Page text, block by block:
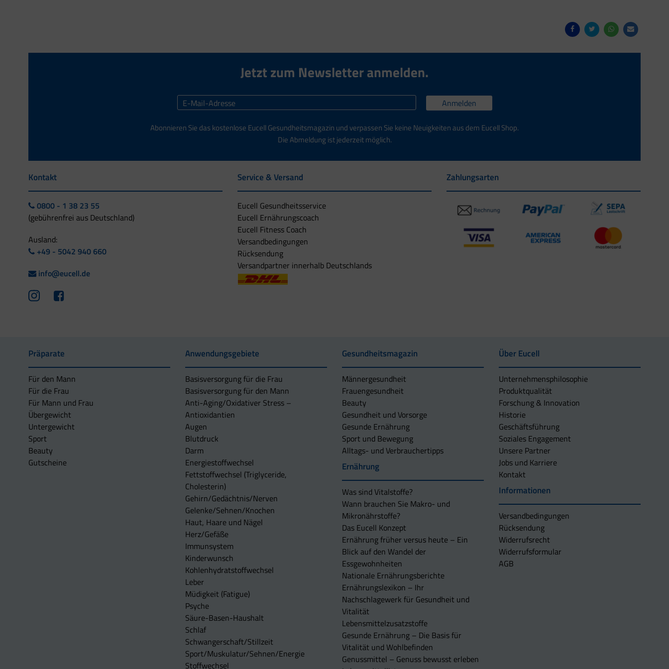
Jetzt zum Newsletter anmelden.
Anmelden
Abonnieren Sie das kostenlose Eucell Gesundheitsmagazin und verpassen Sie keine Neuigkeiten aus dem Eucell Shop.
Die Abmeldung ist jederzeit möglich.
Kontakt
0800 - 1 38 23 55
(gebührenfrei aus Deutschland)
Ausland:
+49 - 5042 940 660
info@eucell.de
Service & Versand
Eucell Gesundheitsservice
Eucell Ernährungscoach
Eucell Fitness Coach
Versandbedingungen
Rücksendung
Versandpartner innerhalb Deutschlands
Zahlungsarten
Präparate
Für den Mann
Für die Frau
Für Mann und Frau
Übergewicht
Untergewicht
Sport
Beauty
Gutscheine
Anwendungsgebiete
Basisversorgung für die Frau
Basisversorgung für den Mann
Anti-Aging/Oxidativer Stress –
Antioxidantien
Augen
Blutdruck
Darm
Energiestoffwechsel
Fettstoffwechsel (Triglyceride,
Cholesterin)
Gehirn/Gedächtnis/Nerven
Gelenke/Sehnen/Knochen
Haut, Haare und Nägel
Herz/Gefäße
Immunsystem
Kinderwunsch
Kohlenhydratstoffwechsel
Leber
Müdigkeit (Fatigue)
Psyche
Säure-Basen-Haushalt
Schlaf
Schwangerschaft/Stillzeit
Sport/Muskulatur/Sehnen/Energie
Stoffwechsel
Gesundheitsmagazin
Männergesundheit
Frauengesundheit
Beauty
Gesundheit und Vorsorge
Gesunde Ernährung
Sport und Bewegung
Alltags- und Verbrauchertipps
Ernährung
Was sind Vitalstoffe?
Wann brauchen Sie Makro- und
Mikronährstoffe?
Das Eucell Konzept
Ernährung früher versus heute – Ein
Blick auf den Wandel der
Essgewohnheiten
Nationale Ernährungsberichte
Ernährungslexikon – Ihr
Nachschlagewerk für Gesundheit und
Vitalität
Lebensmittelzusatzstoffe
Gesunde Ernährung – Die Basis für
Vitalität und Wohlbefinden
Genussmittel – Genuss bewusst erleben
Über Eucell
Unternehmens­philosophie
Produktqualität
Forschung & Innovation
Historie
Geschäftsführung
Soziales Engagement
Unsere Partner
Jobs und Karriere
Kontakt
Informationen
Versandbedingungen
Rücksendung
Widerrufsrecht
Widerrufsformular
AGB